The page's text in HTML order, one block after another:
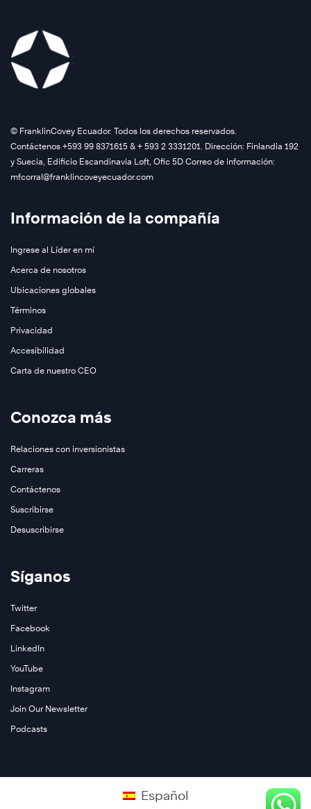
of
Trust
®
los
de
la
Confianza®
más
Conozca
©️ FranklinCovey Ecuador. Todos los derechos reservados.
Contáctenos +593 99 8371615 & + 593 2 3331201. Dirección: Finlandia 192
y Suecia, Edificio Escandinavia Loft, Ofic 5D Correo de información:
mfcorral@franklincoveyecuador.com
Información de la compañía
Ingrese al Líder en mí
Acerca de nosotros
Ubicaciones globales
Términos
Privacidad
Accesibilidad
Carta de nuestro CEO
Conozca más
Relaciones con inversionistas
Carreras
Contáctenos
Suscribirse
Desuscribirse
Síganos
Twitter
Facebook
LinkedIn
YouTube
Instagram
Join Our Newsletter
Podcasts
Español